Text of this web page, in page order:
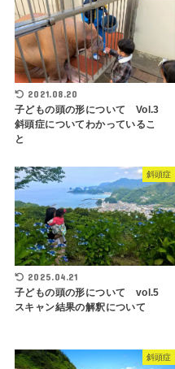
2021.08.20
子どもの頭の形について Vol.3
斜頭症についてわかっているこ
と
斜頭症
2025.04.21
子どもの頭の形について vol.5
スキャン結果の解釈について
斜頭症